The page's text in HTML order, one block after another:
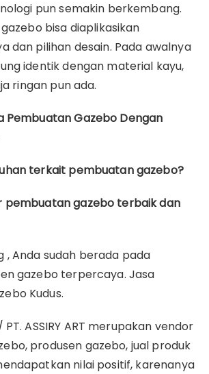
pun semakin berkembang.
bisa diaplikasikan
dan pilihan desain. Pada awalnya
identik dengan material kayu,
ringan pun ada.
Pembuatan Gazebo Dengan
terkait pembuatan gazebo?
pembuatan gazebo terbaik dan
, Anda sudah berada pada
gazebo terpercaya. Jasa
Kudus.
PT. ASSIRY ART merupakan vendor
produsen gazebo, jual produk
nilai positif, karenanya